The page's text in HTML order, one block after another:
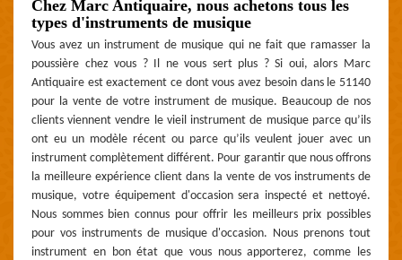
Chez Marc Antiquaire, nous achetons tous les
types d'instruments de musique
Vous avez un instrument de musique qui ne fait que ramasser la
poussière chez vous ? Il ne vous sert plus ? Si oui, alors Marc
Antiquaire est exactement ce dont vous avez besoin dans le 51140
pour la vente de votre instrument de musique. Beaucoup de nos
clients viennent vendre le vieil instrument de musique parce qu’ils
ont eu un modèle récent ou parce qu’ils veulent jouer avec un
instrument complètement différent. Pour garantir que nous offrons
la meilleure expérience client dans la vente de vos instruments de
musique, votre équipement d'occasion sera inspecté et nettoyé.
Nous sommes bien connus pour offrir les meilleurs prix possibles
pour vos instruments de musique d'occasion. Nous prenons tout
instrument en bon état que vous nous apporterez, comme les